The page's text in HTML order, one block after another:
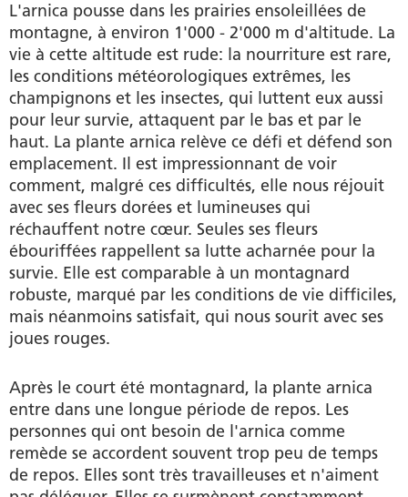
L'arnica pousse dans les prairies ensoleillées de
montagne, à environ 1'000 - 2'000 m d'altitude. La
vie à cette altitude est rude: la nourriture est rare,
les conditions météorologiques extrêmes, les
champignons et les insectes, qui luttent eux aussi
pour leur survie, attaquent par le bas et par le
haut. La plante arnica relève ce défi et défend son
emplacement. Il est impressionnant de voir
comment, malgré ces difficultés, elle nous réjouit
avec ses fleurs dorées et lumineuses qui
réchauffent notre cœur. Seules ses fleurs
ébouriffées rappellent sa lutte acharnée pour la
survie. Elle est comparable à un montagnard
robuste, marqué par les conditions de vie difficiles,
mais néanmoins satisfait, qui nous sourit avec ses
joues rouges.
Après le court été montagnard, la plante arnica
entre dans une longue période de repos. Les
personnes qui ont besoin de l'arnica comme
remède se accordent souvent trop peu de temps
de repos. Elles sont très travailleuses et n'aiment